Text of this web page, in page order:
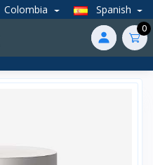
Colombia Spanish
0